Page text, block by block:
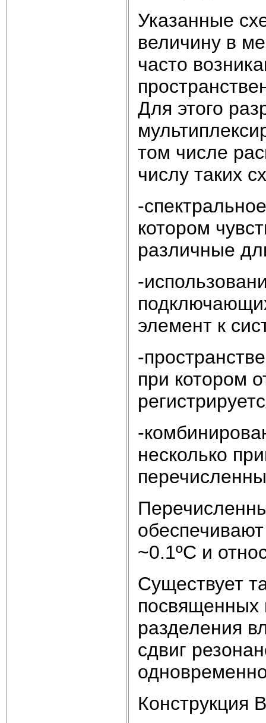
Указанные
величину в
часто
Для этого
том числе
числу таких
-
котором
различные
-
элемент к
-
при котором
-
несколько
~0.1ºС и
Существует
посвященных
разделения
сдвиг
Конструкция